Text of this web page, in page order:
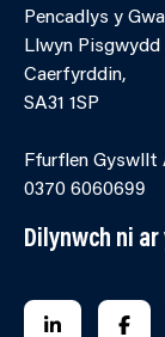
Pencadlys y
Llwyn Pisgwydd
Caerfyrddin,
SA31 1SP
Ffurflen Gyswllt
0370 6060699
Dilynwch ni
FOLLOW US